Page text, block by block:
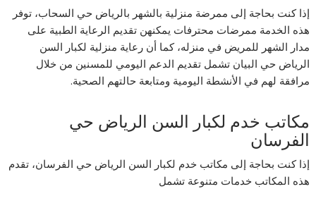
إذا كنت بحاجة إلى ممرضة منزلية بالشهر بالرياض حي السحاب، توفر
هذه الخدمة ممرضات محترفات يمكنهن تقديم الرعاية الطبية على
مدار الشهر للمريض في منزله، كما أن رعاية منزلية لكبار السن
الرياض حي البيان تشمل تقديم الدعم اليومي للمسنين من خلال
مرافقة لهم في الأنشطة اليومية ومتابعة حالتهم الصحية.
مكاتب خدم لكبار السن الرياض حي
الفرسان
إذا كنت بحاجة إلى مكاتب خدم لكبار السن الرياض حي الفرسان، تقدم
هذه المكاتب خدمات متنوعة تشمل